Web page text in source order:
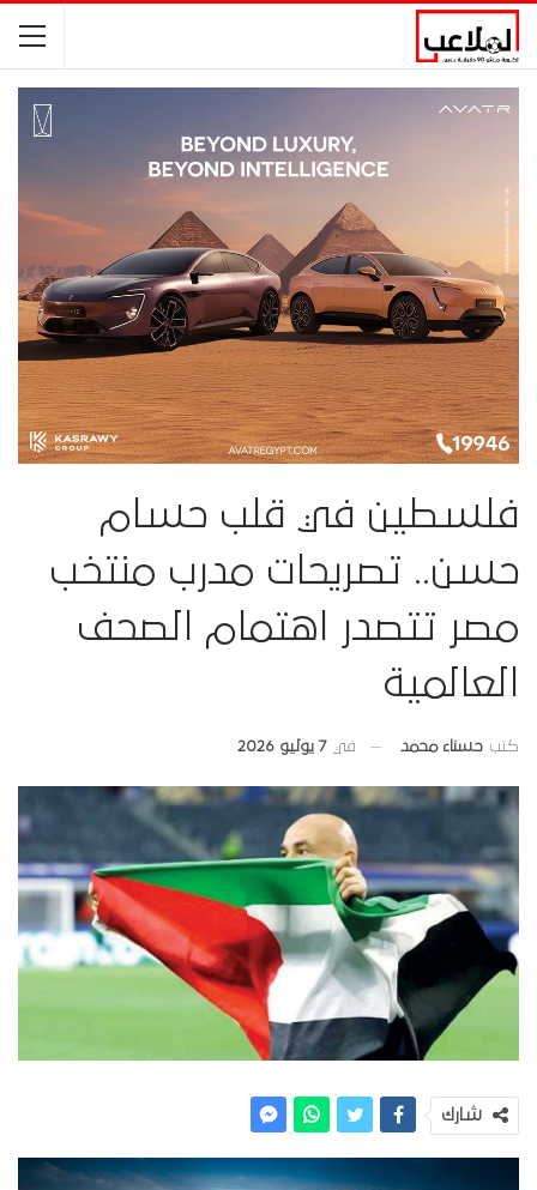
فلسطين في قلب حسام
حسن.. تصريحات مدرب منتخب
مصر تتصدر اهتمام الصحف
العالمية
كتب حسناء محمد في 7 يوليو 2026
شارك